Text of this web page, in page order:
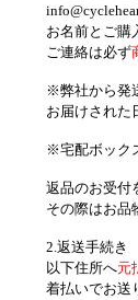
までご
だいたお品物
必ず
の問合せナ
から3日以
用いただい
ずに、ご返送
着払いにて
続き
所へ元
だいた方は、